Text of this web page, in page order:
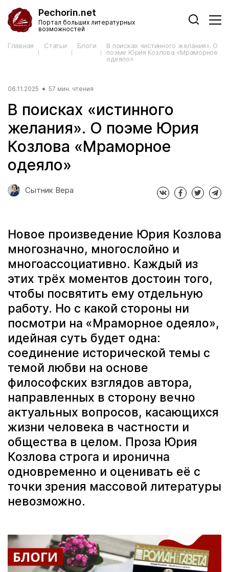
Pechorin.net
Портал больших литературных
возможностей
Главная Статьи Блоги
В поисках «истинного желания». О
поэме Юрия Козлова «Мраморное
одеяло»
В поисках «истинного
желания». О поэме Юрия
Козлова «Мраморное
одеяло»
06.11.2025 57 мин. чтения
Сытник Вера
Новое произведение Юрия Козлова
многозначно, многослойно и
многоассоциативно. Каждый из
этих трёх моментов достоин того,
чтобы посвятить ему отдельную
работу. Но с какой стороны ни
посмотри на «Мраморное одеяло»,
идейная суть будет одна:
соединение исторической темы с
темой любви на основе
философских взглядов автора,
направленных в сторону вечно
актуальных вопросов, касающихся
жизни человека в частности и
общества в целом. Проза Юрия
Козлова строга и иронична
одновременно и оценивать её с
точки зрения массовой литературы
невозможно.